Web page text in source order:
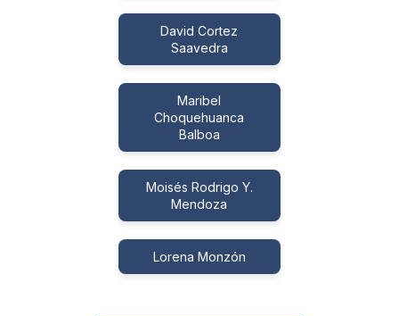
David Cortez
Saavedra
Maribel
Choquehuanca
Balboa
Moisés Rodrigo Y.
Mendoza
Lorena Monzón